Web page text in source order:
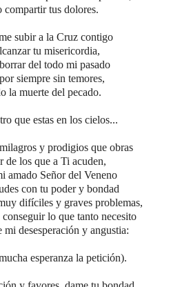
compartir tus dolores.
subir a la Cruz contigo
tu misericordia,
del todo mi pasado
siempre sin temores,
la muerte del pecado.
que estas en los cielos...
y prodigios que obras
de los que a Ti acuden,
amado Señor del Veneno
con tu poder y bondad
difíciles y graves problemas,
conseguir lo que tanto necesito
mi desesperación y angustia:
esperanza la petición).